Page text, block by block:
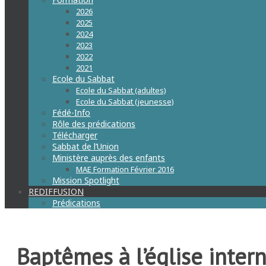
2026
2025
2024
2023
2022
2021
Ecole du Sabbat
Ecole du Sabbat (adultes)
Ecole du Sabbat (jeunesse)
Fédé-Info
Rôle des prédications
Télécharger
Sabbat de l’Union
Ministère auprès des enfants
MAE Formation Février 2016
Mission Spotlight
REDIFFUSION
Prédications
Baptêmes à l’église